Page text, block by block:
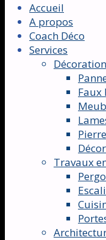
Accueil
A propos
Coach Déco
Services
Faux
Travaux